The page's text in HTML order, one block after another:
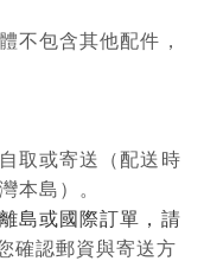
不包含其他配件，
取或寄送（配送時
本島）。
島或國際訂單，請
確認郵資與寄送方